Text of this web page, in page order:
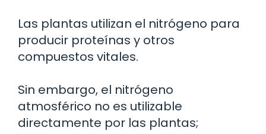
Las plantas utilizan el nitrógeno para
producir proteínas y otros
compuestos vitales.
Sin embargo, el nitrógeno
atmosférico no es utilizable
directamente por las plantas;